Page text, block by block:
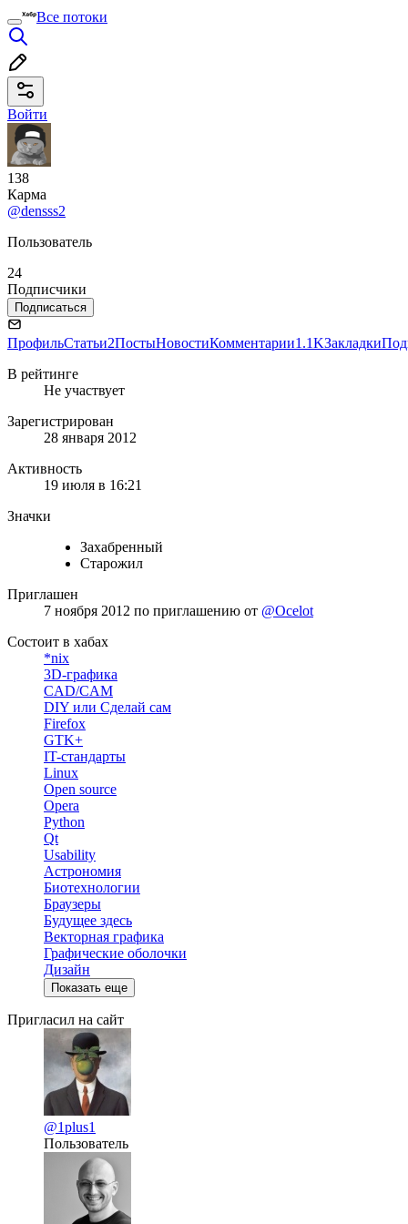
Все потоки
Войти
138
Карма
@densss2
Пользователь
24
Подписчики
Подписаться
ПрофильСтатьи2ПостыНовостиКомментарии1.1KЗакладки
В рейтинге
Не участвует
Зарегистрирован
28 января 2012
Активность
19 июля в 16:21
Значки
Захабренный
Старожил
Приглашен
7 ноября 2012 по приглашению от @Ocelot
Состоит в хабах
*nix
3D-графика
CAD/CAM
DIY или Сделай сам
Firefox
GTK+
IT-стандарты
Linux
Open source
Opera
Python
Qt
Usability
Астрономия
Биотехнологии
Браузеры
Будущее здесь
Векторная графика
Графические оболочки
Дизайн
Показать еще
Пригласил на сайт
@1plus1
Пользователь